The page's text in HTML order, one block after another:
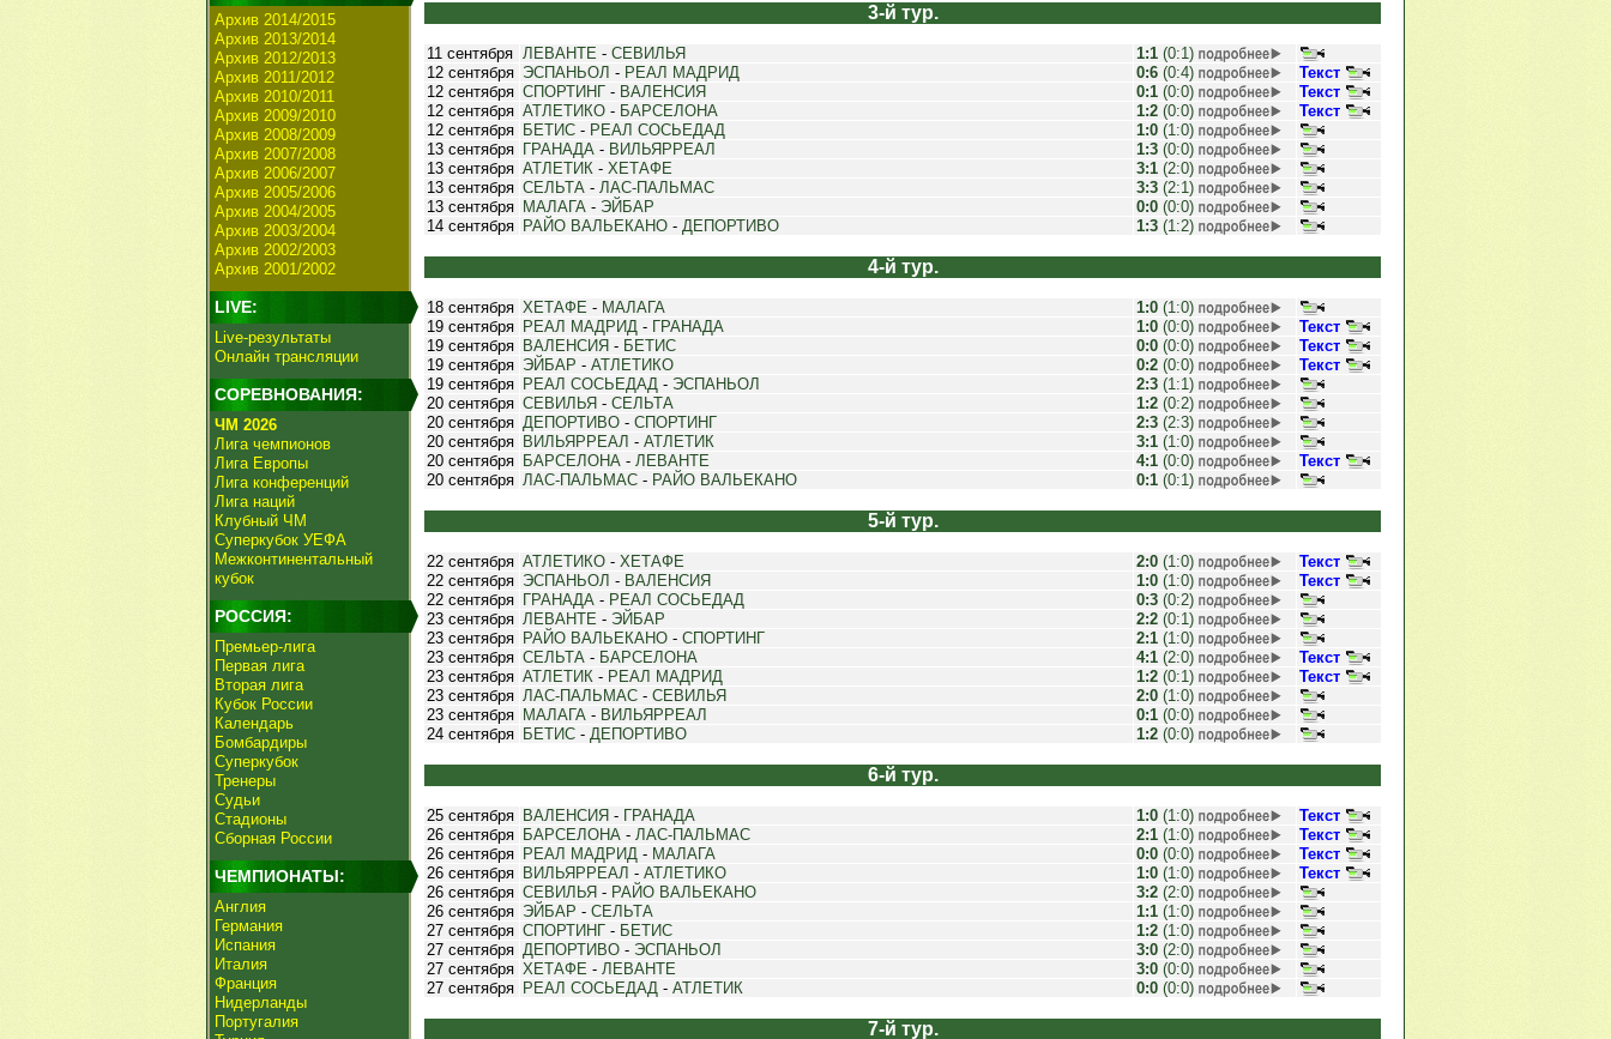
Архив 2014/2015
Архив 2013/2014
Архив 2012/2013
Архив 2011/2012
Архив 2010/2011
Архив 2009/2010
Архив 2008/2009
Архив 2007/2008
Архив 2006/2007
Архив 2005/2006
Архив 2004/2005
Архив 2003/2004
Архив 2002/2003
Архив 2001/2002
LIVE:
Live-результаты
Онлайн трансляции
СОРЕВНОВАНИЯ:
ЧМ 2026
Лига чемпионов
Лига Европы
Лига конференций
Лига наций
Клубный ЧМ
Суперкубок УЕФА
Межконтинентальный
кубок
РОССИЯ:
Премьер-лига
Первая лига
Вторая лига
Кубок России
Календарь
Бомбардиры
Суперкубок
Тренеры
Судьи
Стадионы
Сборная России
ЧЕМПИОНАТЫ:
Англия
Германия
Испания
Италия
Франция
Нидерланды
Португалия
3-й тур.
11 сентября ЛЕВАНТЕ - СЕВИЛЬЯ 1:1 (0:1)
12 сентября ЭСПАНЬОЛ - РЕАЛ МАДРИД 0:6 (0:4)
Текст
12 сентября СПОРТИНГ - ВАЛЕНСИЯ 0:1 (0:0)
Текст
12 сентября АТЛЕТИКО - БАРСЕЛОНА 1:2 (0:0)
Текст
12 сентября БЕТИС - РЕАЛ СОСЬЕДАД 1:0 (1:0)
13 сентября ГРАНАДА - ВИЛЬЯРРЕАЛ 1:3 (0:0)
13 сентября АТЛЕТИК - ХЕТАФЕ 3:1 (2:0)
13 сентября СЕЛЬТА - ЛАС-ПАЛЬМАС 3:3 (2:1)
13 сентября МАЛАГА - ЭЙБАР 0:0 (0:0)
14 сентября РАЙО ВАЛЬЕКАНО - ДЕПОРТИВО 1:3 (1:2)
4-й тур.
18 сентября ХЕТАФЕ - МАЛАГА 1:0 (1:0)
19 сентября РЕАЛ МАДРИД - ГРАНАДА 1:0 (0:0)
Текст
19 сентября ВАЛЕНСИЯ - БЕТИС 0:0 (0:0)
Текст
19 сентября ЭЙБАР - АТЛЕТИКО 0:2 (0:0)
Текст
19 сентября РЕАЛ СОСЬЕДАД - ЭСПАНЬОЛ 2:3 (1:1)
20 сентября СЕВИЛЬЯ - СЕЛЬТА 1:2 (0:2)
20 сентября ДЕПОРТИВО - СПОРТИНГ 2:3 (2:3)
20 сентября ВИЛЬЯРРЕАЛ - АТЛЕТИК 3:1 (1:0)
20 сентября БАРСЕЛОНА - ЛЕВАНТЕ 4:1 (0:0)
Текст
20 сентября ЛАС-ПАЛЬМАС - РАЙО ВАЛЬЕКАНО 0:1 (0:1)
5-й тур.
22 сентября АТЛЕТИКО - ХЕТАФЕ 2:0 (1:0)
Текст
22 сентября ЭСПАНЬОЛ - ВАЛЕНСИЯ 1:0 (1:0)
Текст
22 сентября ГРАНАДА - РЕАЛ СОСЬЕДАД 0:3 (0:2)
23 сентября ЛЕВАНТЕ - ЭЙБАР 2:2 (0:1)
23 сентября РАЙО ВАЛЬЕКАНО - СПОРТИНГ 2:1 (1:0)
23 сентября СЕЛЬТА - БАРСЕЛОНА 4:1 (2:0)
Текст
23 сентября АТЛЕТИК - РЕАЛ МАДРИД 1:2 (0:1)
Текст
23 сентября ЛАС-ПАЛЬМАС - СЕВИЛЬЯ 2:0 (1:0)
23 сентября МАЛАГА - ВИЛЬЯРРЕАЛ 0:1 (0:0)
24 сентября БЕТИС - ДЕПОРТИВО 1:2 (0:0)
6-й тур.
25 сентября ВАЛЕНСИЯ - ГРАНАДА 1:0 (1:0)
Текст
26 сентября БАРСЕЛОНА - ЛАС-ПАЛЬМАС 2:1 (1:0)
Текст
26 сентября РЕАЛ МАДРИД - МАЛАГА 0:0 (0:0)
Текст
26 сентября ВИЛЬЯРРЕАЛ - АТЛЕТИКО 1:0 (1:0)
Текст
26 сентября СЕВИЛЬЯ - РАЙО ВАЛЬЕКАНО 3:2 (2:0)
26 сентября ЭЙБАР - СЕЛЬТА 1:1 (1:0)
27 сентября СПОРТИНГ - БЕТИС 1:2 (1:0)
27 сентября ДЕПОРТИВО - ЭСПАНЬОЛ 3:0 (2:0)
27 сентября ХЕТАФЕ - ЛЕВАНТЕ 3:0 (0:0)
27 сентября РЕАЛ СОСЬЕДАД - АТЛЕТИК 0:0 (0:0)
7-й тур.